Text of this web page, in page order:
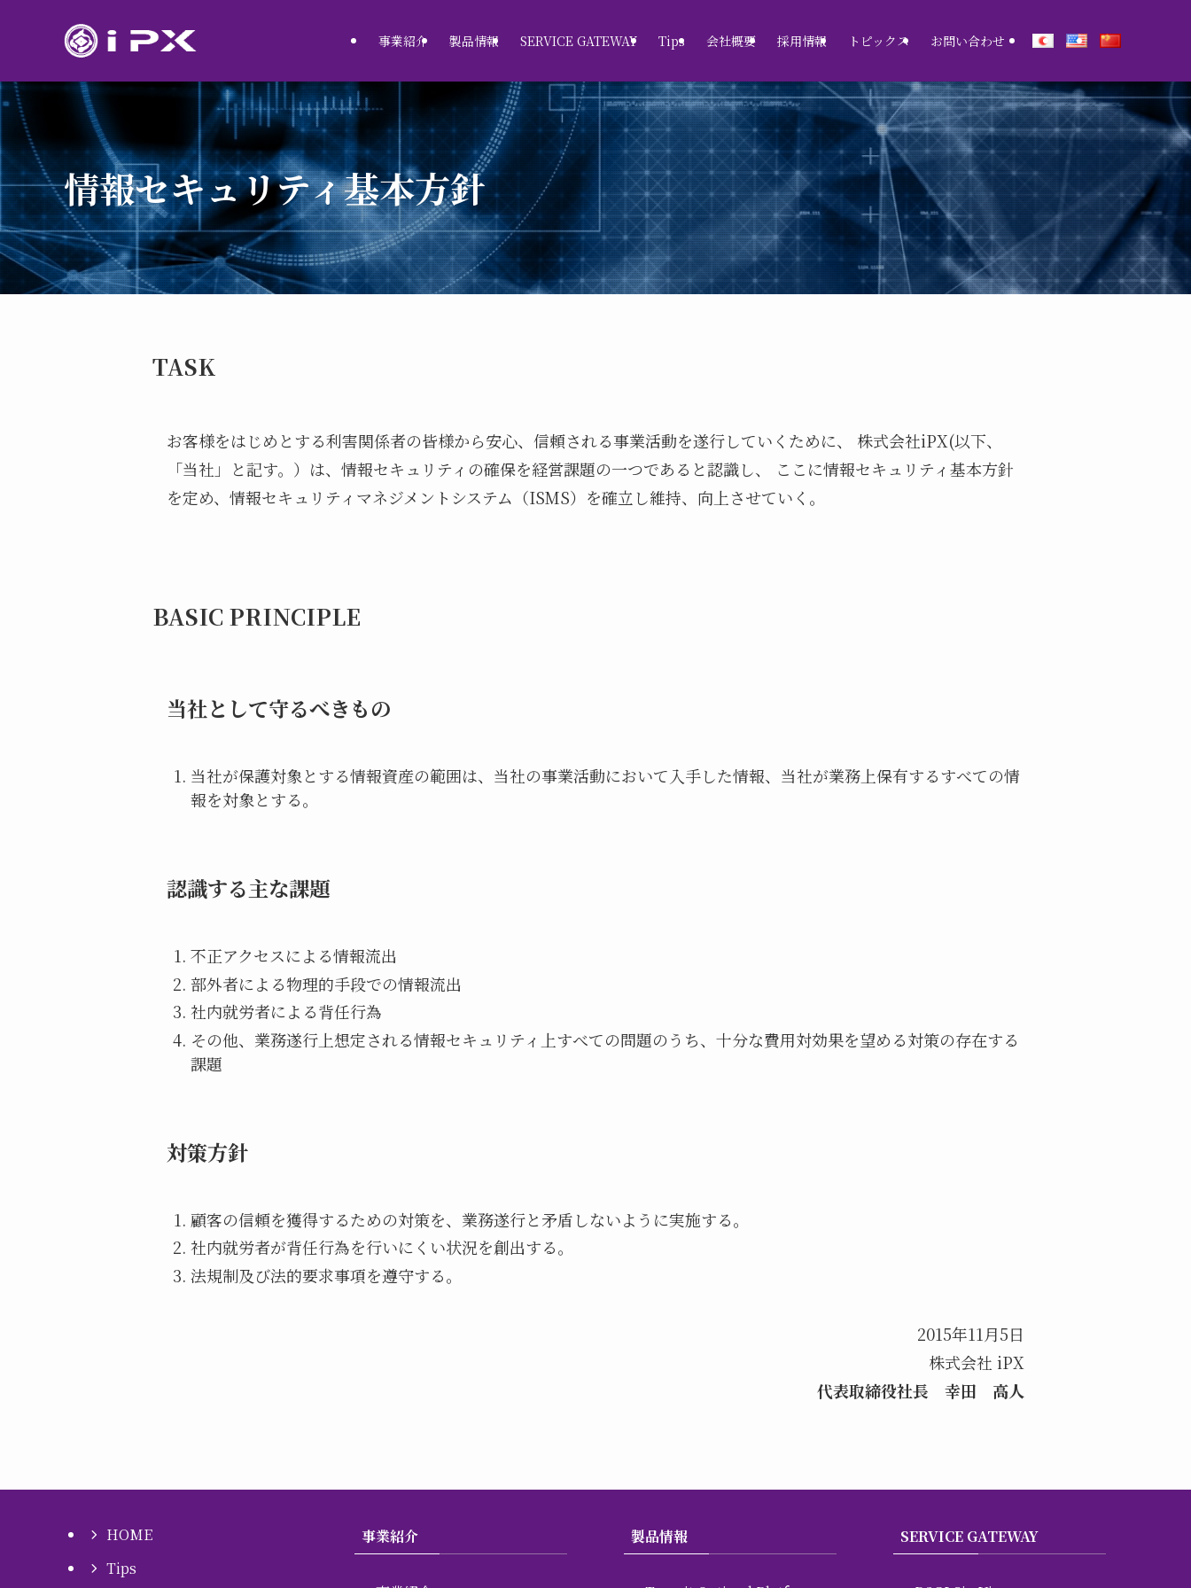
事業紹介 製品情報 SERVICE GATEWAY Tips 会社概要 採用情報 トピックス お問い合わせ
情報セキュリティ基本方針
TASK
お客様をはじめとする利害関係者の皆様から安心、信頼される事業活動を遂行していくために、 株式会社iPX(以下、
「当社」と記す。）は、情報セキュリティの確保を経営課題の一つであると認識し、 ここに情報セキュリティ基本方針
を定め、情報セキュリティマネジメントシステム（ISMS）を確立し維持、向上させていく。
BASIC PRINCIPLE
当社として守るべきもの
当社が保護対象とする情報資産の範囲は、当社の事業活動において入手した情報、当社が業務上保有するすべての情
報を対象とする。
認識する主な課題
不正アクセスによる情報流出
部外者による物理的手段での情報流出
社内就労者による背任行為
その他、業務遂行上想定される情報セキュリティ上すべての問題のうち、十分な費用対効果を望める対策の存在する
課題
対策方針
顧客の信頼を獲得するための対策を、業務遂行と矛盾しないように実施する。
社内就労者が背任行為を行いにくい状況を創出する。
法規制及び法的要求事項を遵守する。
2015年11月5日
株式会社 iPX
代表取締役社長 幸田 高人
HOME
Tips
事業紹介 製品情報 SERVICE GATEWAY